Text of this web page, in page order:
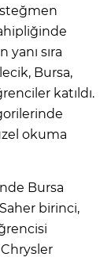
yanı sıra
Bursa,
katıldı.
okuma
Bursa
birinci,